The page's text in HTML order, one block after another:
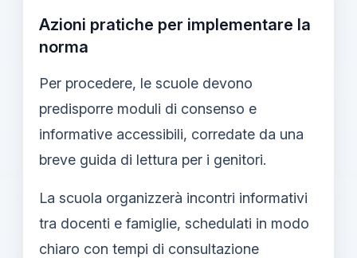
Azioni pratiche per implementare la
norma
Per procedere, le scuole devono
predisporre moduli di consenso e
informative accessibili, corredate da una
breve guida di lettura per i genitori.
La scuola organizzerà incontri informativi
tra docenti e famiglie, schedulati in modo
chiaro con tempi di consultazione